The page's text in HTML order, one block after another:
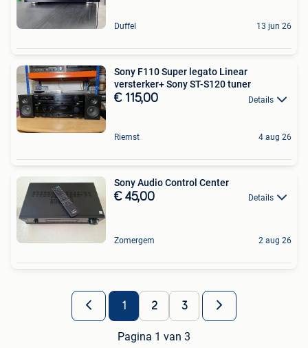
Duffel 13 jun 26
Sony F110 Super legato Linear
versterker+ Sony ST-S120 tuner
€ 115,00 Details
Riemst 4 aug 26
Sony Audio Control Center
€ 45,00 Details
Zomergem 2 aug 26
1 2 3
Pagina 1 van 3